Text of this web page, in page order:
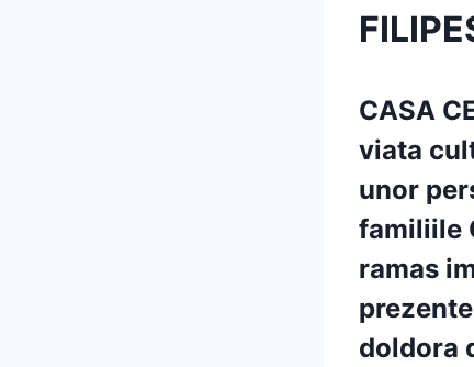
CASA
viata
unor
familiile
ramas
doldora